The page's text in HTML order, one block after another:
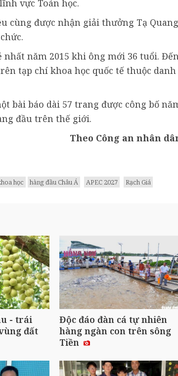
vực Toán học.
cùng được nhận giải thưởng Tạ Quang
nhất năm 2015 khi ông mới 36 tuổi.
tạp chí khoa học quốc tế thuộc danh
bài báo dài 57 trang được công bố
đầu trên thế giới.
Theo Công an nhân
học hàng đầu Châu Á APEC 2027
Rạch Giá
- trái
đất
Độc đáo đàn cá tự nhiên
hàng ngàn con trên sông
Tiền